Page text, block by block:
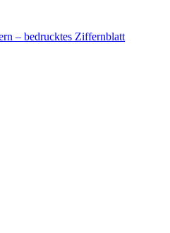
– bedrucktes Ziffernblatt